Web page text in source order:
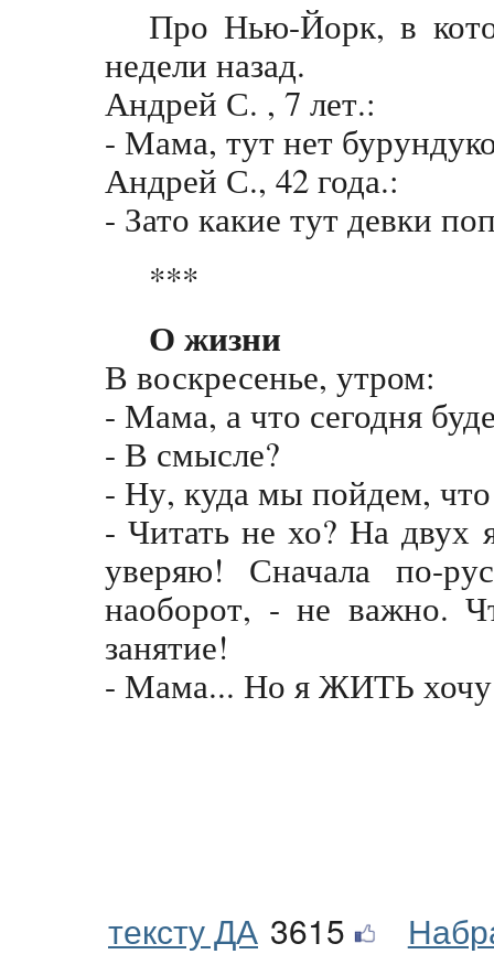
Про Нью-Йорк, в
недели назад.
Андрей С. , 7 лет.:
- Мама, тут нет
Андрей С., 42 года.:
- Зато какие тут девки
***
О жизни
В воскресенье, утром:
- Мама, а что сегодня
- В смысле?
- Ну, куда мы пойдем, что
- Читать не хо? На двух
уверяю! Сначала по-
наоборот, - не важно.
занятие!
- Мама... Но я ЖИТЬ
тексту ДА 3615